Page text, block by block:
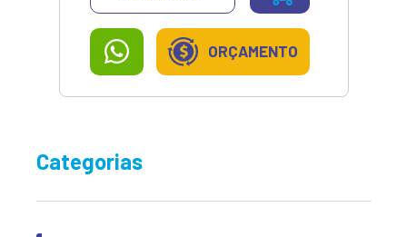
Categorias
ORÇAMENTO